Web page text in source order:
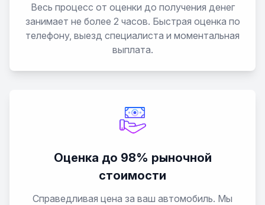
S21
Весь процесс от оценки до получения денег
занимает не более 2 часов. Быстрая оценка по
телефону, выезд специалиста и моментальная
выплата.
Оценка до 98% рыночной
стоимости
Справедливая цена за ваш автомобиль. Мы